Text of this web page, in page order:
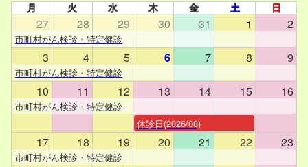
月 火 水 木 金 土 日
27 28 29 30 31 1 2
市町村がん検診・特定健診
3 4 5 6 7 8 9
市町村がん検診・特定健診
10 11 12 13 14 15 16
市町村がん検診・特定健診
休診日(2026/08)
17 18 19 20 21 22 23
市町村がん検診・特定健診